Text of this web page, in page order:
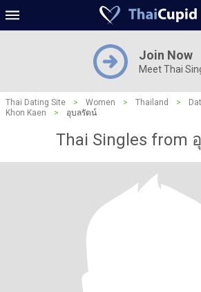
Join Now
Meet Thai
Thai Dating Site > Women > Thailand >
Khon Kaen
> อุบลรัตน์
Thai Singles from